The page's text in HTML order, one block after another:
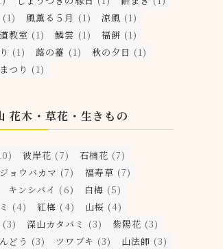
(1) 風薫る５月 (1) 涼風 (1)
教室 (1) 鱗雲 (1) 福餅 (1)
(1) 蕗の薹 (1) 秋の夕日 (1)
つり (1)
花木・草花・生きもの
彼岸花 (7) 石楠花 (7)
ョウバカマ (7) 福寿草 (7)
キンシバイ (6) 白梅 (5)
(4) 紅梅 (4) 山桜 (4)
(3) 深山カタバミ (3) 紫陽花 (3)
どう (3) ツワブキ (3) 山法師 (3)